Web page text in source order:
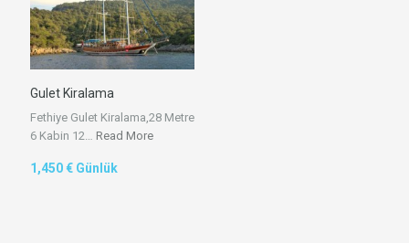
Gulet Kiralama
Fethiye Gulet Kiralama,28 Metre
6 Kabin 12… Read More
1,450 € Günlük